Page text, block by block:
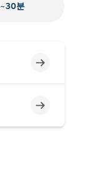
~30분
미완료
미완료